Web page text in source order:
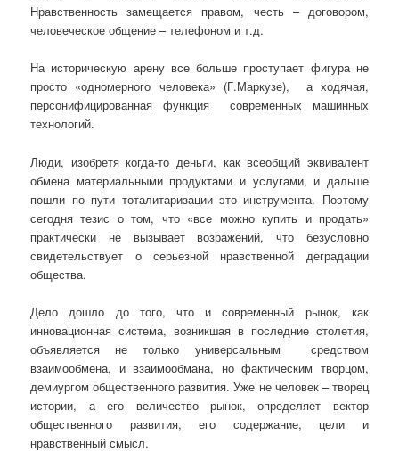
Нравственность замещается правом, честь – договором,
человеческое общение – телефоном и т.д.
На историческую арену все больше проступает фигура не
просто «одномерного человека» (Г.Маркузе), а ходячая,
персонифицированная функция современных машинных
технологий.
Люди, изобретя когда-то деньги, как всеобщий эквивалент
обмена материальными продуктами и услугами, и дальше
пошли по пути тоталитаризации это инструмента. Поэтому
сегодня тезис о том, что «все можно купить и продать»
практически не вызывает возражений, что безусловно
свидетельствует о серьезной нравственной деградации
общества.
Дело дошло до того, что и современный рынок, как
инновационная система, возникшая в последние столетия,
объявляется не только универсальным средством
взаимообмена, и взаимообмана, но фактическим творцом,
демиургом общественного развития. Уже не человек – творец
истории, а его величество рынок, определяет вектор
общественного развития, его содержание, цели и
нравственный смысл.